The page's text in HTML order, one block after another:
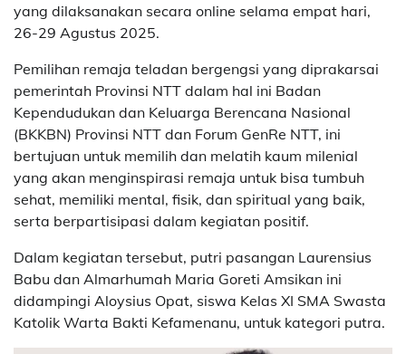
yang dilaksanakan secara online selama empat hari,
26-29 Agustus 2025.
Pemilihan remaja teladan bergengsi yang diprakarsai
pemerintah Provinsi NTT dalam hal ini Badan
Kependudukan dan Keluarga Berencana Nasional
(BKKBN) Provinsi NTT dan Forum GenRe NTT, ini
bertujuan untuk memilih dan melatih kaum milenial
yang akan menginspirasi remaja untuk bisa tumbuh
sehat, memiliki mental, fisik, dan spiritual yang baik,
serta berpartisipasi dalam kegiatan positif.
Dalam kegiatan tersebut, putri pasangan Laurensius
Babu dan Almarhumah Maria Goreti Amsikan ini
didampingi Aloysius Opat, siswa Kelas XI SMA Swasta
Katolik Warta Bakti Kefamenanu, untuk kategori putra.